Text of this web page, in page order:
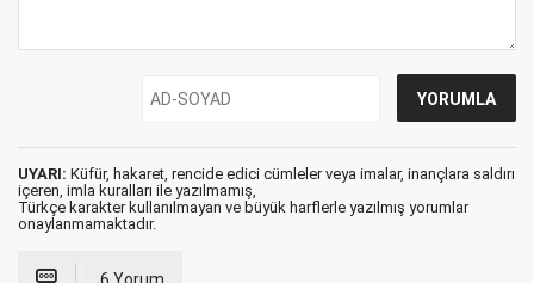
UYARI: Küfür, hakaret, rencide edici cümleler veya imalar, inançlara saldırı
içeren, imla kuralları ile yazılmamış,
Türkçe karakter kullanılmayan ve büyük harflerle yazılmış yorumlar
onaylanmamaktadır.